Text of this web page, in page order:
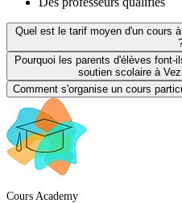
Quel est le tarif moyen d'un cours
Pourquoi les parents d'élèves
soutien scolaire à
Comment s'organise un cours
Cours Academy